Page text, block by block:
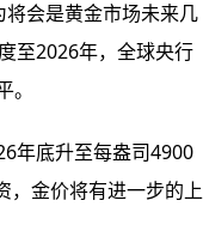
将会是黄金市场未来几
至2026年，全球央行
年底升至每盎司4900
，金价将有进一步的上